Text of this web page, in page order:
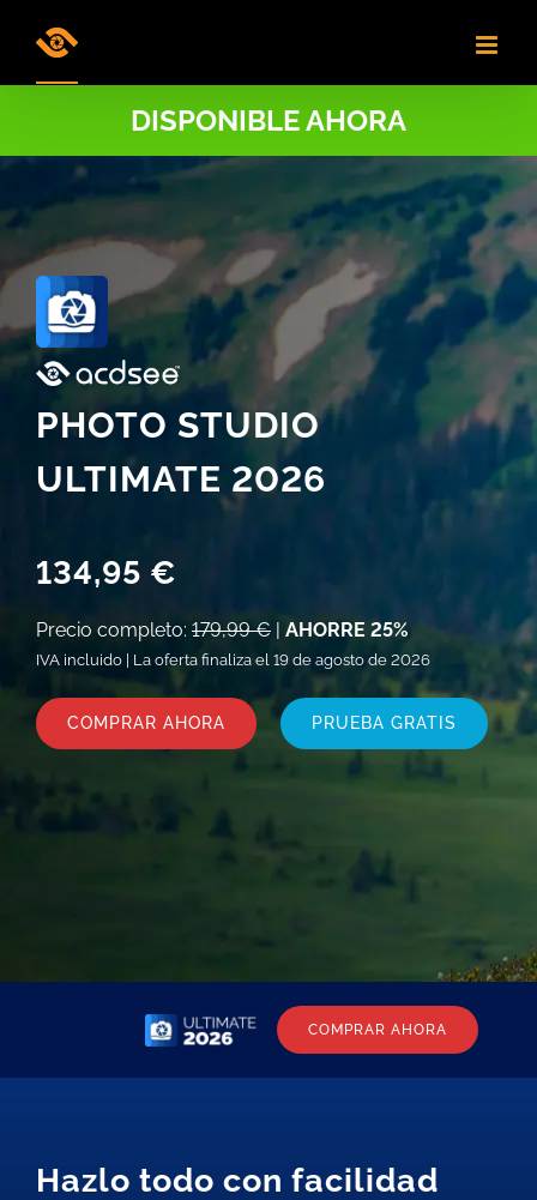
DISPONIBLE AHORA
PHOTO STUDIO
ULTIMATE 2026
134,95 €
Precio completo: 179,99 €| AHORRE 25%
IVA incluido | La oferta finaliza el 19 de agosto de 2026
COMPRAR AHORA PRUEBA GRATIS
COMPRAR AHORA
Hazlo todo con facilidad